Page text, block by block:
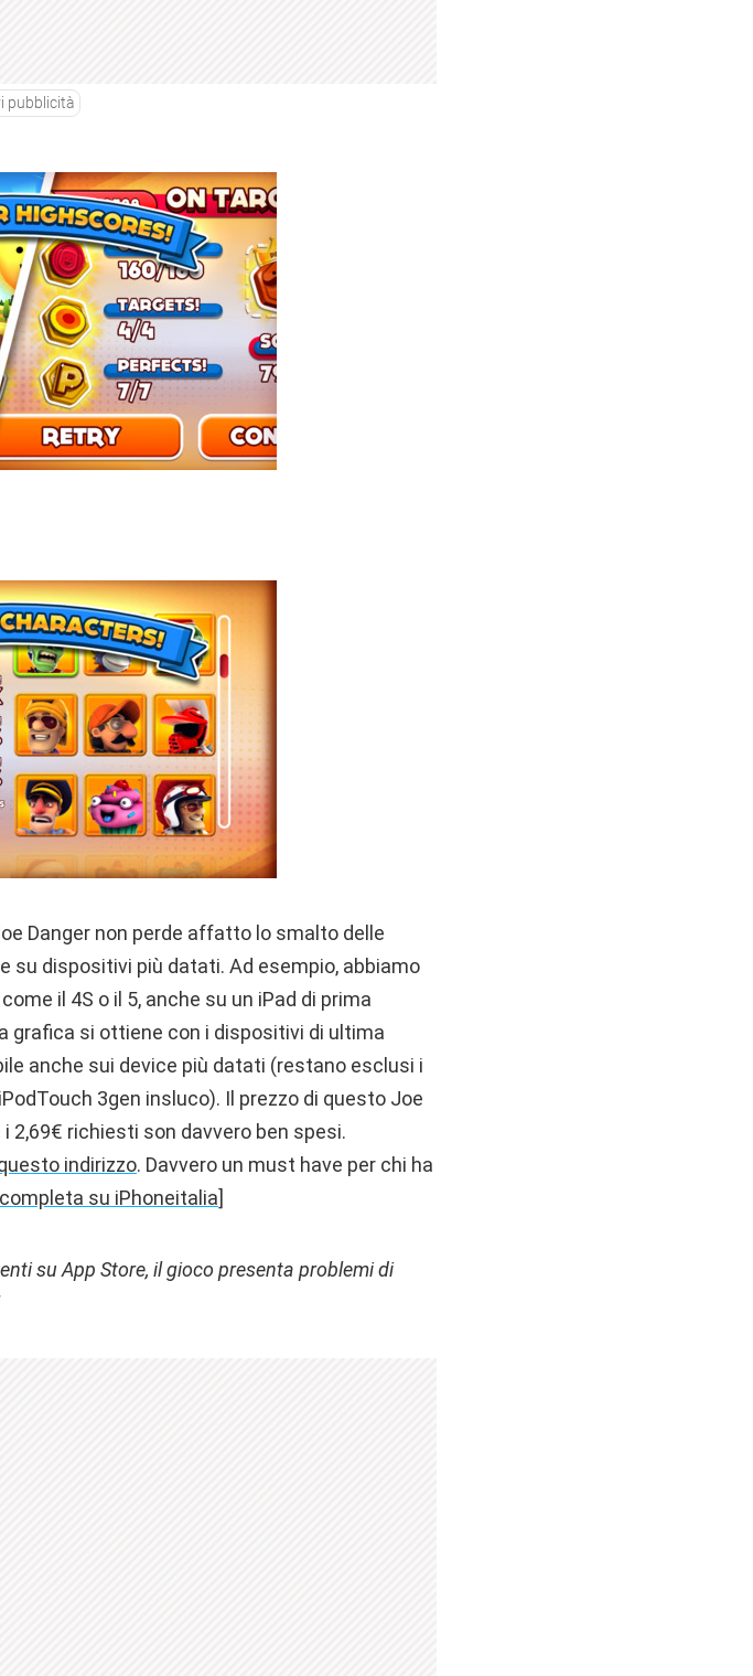
pubblicità
Danger non perde affatto lo smalto delle
su dispositivi più datati. Ad esempio, abbiamo
il 4S o il 5, anche su un iPad di prima
grafica si ottiene con i dispositivi di ultima
anche sui device più datati (restano esclusi i
3gen insluco). Il prezzo di questo Joe
2,69€ richiesti son davvero ben spesi.
indirizzo. Davvero un must have per chi ha
su iPhoneitalia]
su App Store, il gioco presenta problemi di